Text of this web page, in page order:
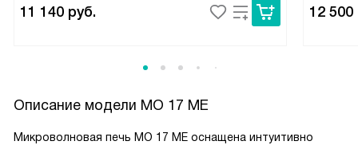
11 140 руб. 12 500
Описание модели MO 17 ME
Микроволновая печь MO 17 ME оснащена интуитивно